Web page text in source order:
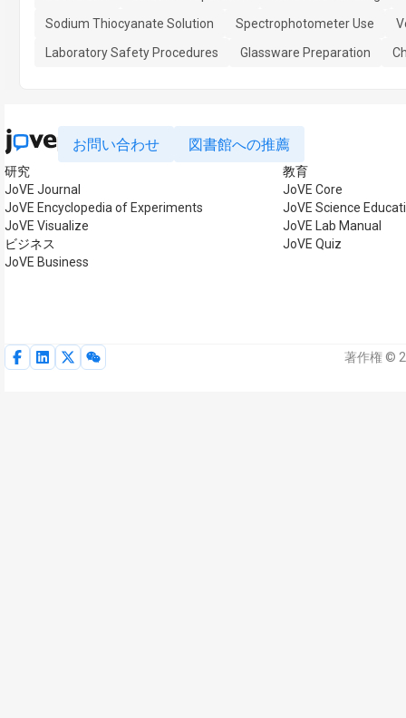
Sodium Thiocyanate Solution
Spectrophotometer Use
Laboratory Safety Procedures
Glassware Preparation
お問い合わせ 図書館への推薦
研究
JoVE Journal
JoVE Encyclopedia of Experiments
JoVE Visualize
ビジネス
JoVE Business
教育
JoVE Core
JoVE Science
JoVE Lab Manual
JoVE Quiz
著作権 ©